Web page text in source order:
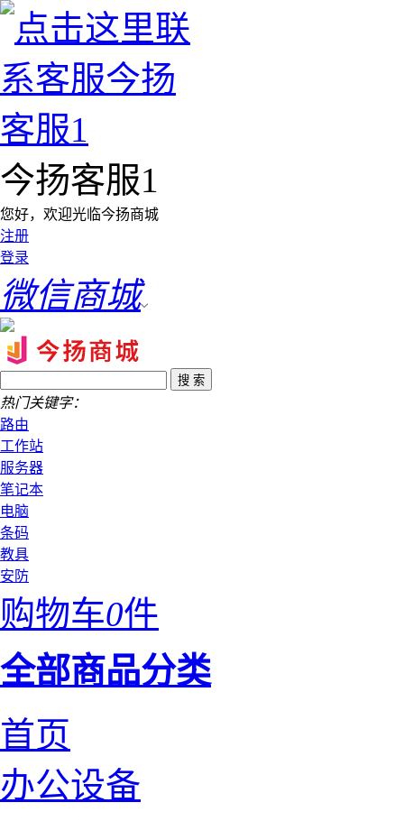
今扬客服1
您好，欢迎光临今扬商城
注册
登录
微信商城
热门关键字：
路由
工作站
服务器
笔记本
电脑
条码
教具
安防
购物车0件
全部商品分类
首页
办公设备